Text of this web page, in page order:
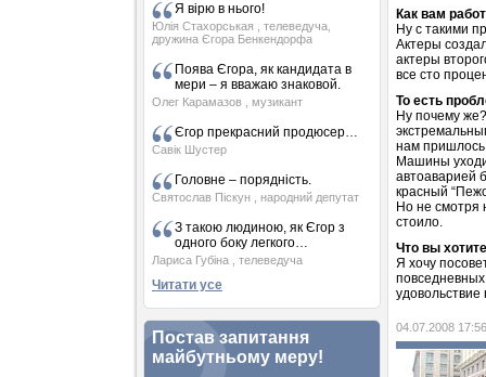
Я вірю в нього!
Юлія Стахорськая
, телеведуча,
дружина Єгора Бенкендорфа
Поява Єгора, як кандидата в
мери – я вважаю знаковой.
Олег Карамазов , музикант
Єгор прекрасний продюсер…
Савік Шустер
Головне – порядність.
Святослав Піскун , народний депутат
З такою людиною, як Єгор з
одного боку легкого…
Лариса Губіна , телеведуча
Читати усе
Постав запитання
майбутньому меру!
Как вам
Ну с такими
Актеры
актеры
все сто
То есть
Ну почему
нам
Машины
автоаварией
красный
Но не смотря
стоило.
Что вы
Я хочу
04.07.2008 17:56